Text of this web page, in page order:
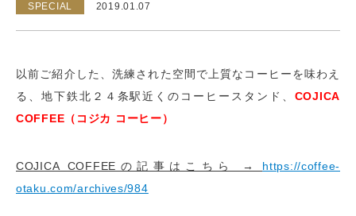
SPECIAL 2019.01.07
以前ご紹介した、洗練された空間で上質なコーヒーを味わえ
る、地下鉄北２４条駅近くのコーヒースタンド、 COJICA
COFFEE（コジカ コーヒー）
COJICA COFFEEの記事はこちら → https://coffee-
otaku.com/archives/984